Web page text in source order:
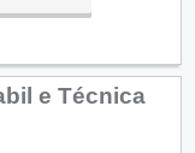
e Técnica